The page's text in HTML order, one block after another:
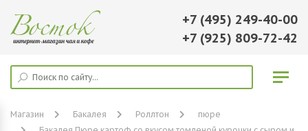
+7 (495) 249-40-00
+7 (925) 809-72-42
Магазин Бакалея Роллтон
пюре